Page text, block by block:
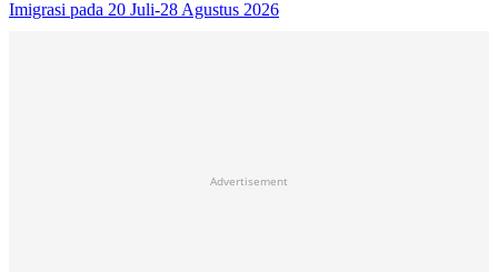
Imigrasi pada 20 Juli-28 Agustus 2026
Advertisement